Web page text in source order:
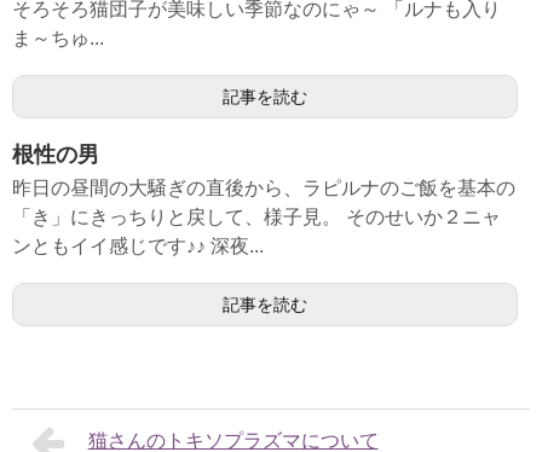
そろそろ猫団子が美味しい季節なのにゃ～ 「ルナも入り
ま～ちゅ...
記事を読む
根性の男
昨日の昼間の大騒ぎの直後から、ラピルナのご飯を基本の
「き」にきっちりと戻して、様子見。 そのせいか２ニャ
ンともイイ感じです♪♪ 深夜...
記事を読む
猫さんのトキソプラズマについて